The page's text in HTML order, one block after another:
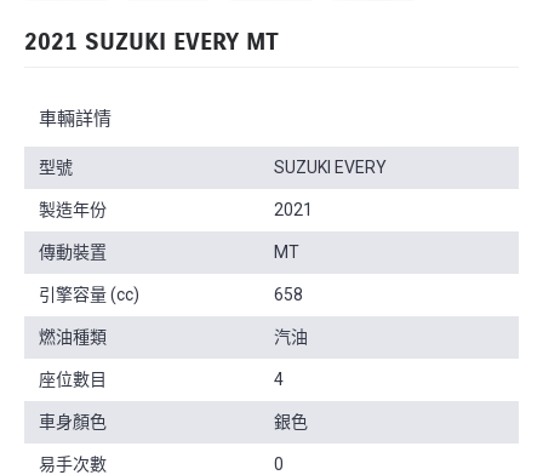
2021 SUZUKI EVERY MT
車輛詳情
型號 SUZUKI EVERY
製造年份 2021
傳動裝置 MT
引擎容量 (cc) 658
燃油種類 汽油
座位數目 4
車身顏色 銀色
易手次數 0